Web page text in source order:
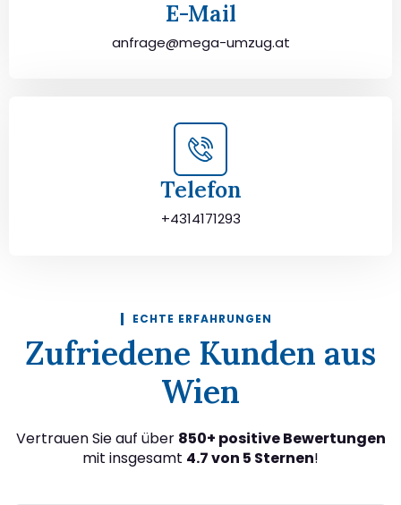
E-Mail
anfrage@mega-umzug.at
Telefon
+4314171293
ECHTE ERFAHRUNGEN
Zufriedene Kunden aus
Wien
Vertrauen Sie auf über 850+ positive Bewertungen
mit insgesamt 4.7 von 5 Sternen!